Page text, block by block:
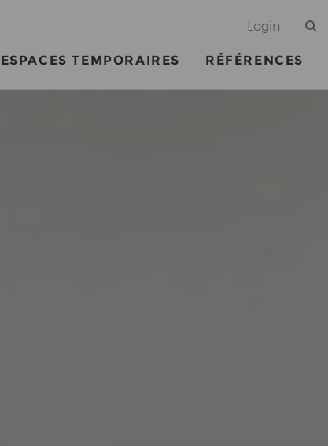
Login
ESPACES TEMPORAIRES RÉFÉRENCES